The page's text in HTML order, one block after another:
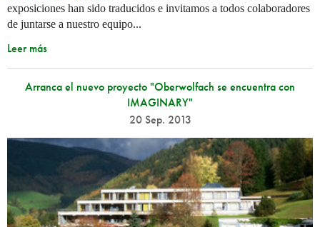
exposiciones han sido traducidos e invitamos a todos colaboradores
de juntarse a nuestro equipo...
Leer más
Arranca el nuevo proyecto "Oberwolfach se encuentra con
IMAGINARY"
20 Sep. 2013